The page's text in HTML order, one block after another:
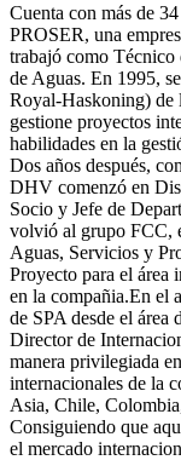
Cuenta con más de
PROSER, una
trabajó como Técnico
de Aguas. En 1995,
Royal-Haskoning) de
gestione proyectos
habilidades en la
Dos años después,
DHV comenzó en
Socio y Jefe de
volvió al grupo FCC,
Aguas, Servicios y
Proyecto para el área
en la compañia.En el
de SPA desde el área
Director de
manera privilegiada
internacionales de la
Asia, Chile,
Consiguiendo que
el mercado